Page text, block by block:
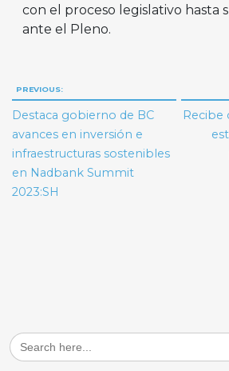
con el proceso legislativo hasta
ante el Pleno.
Navegación
de
entradas
PREVIOUS:
Destaca gobierno de BC
avances en inversión e
infraestructuras sostenibles
en Nadbank Summit
2023:SH
Recibe
Search
for: